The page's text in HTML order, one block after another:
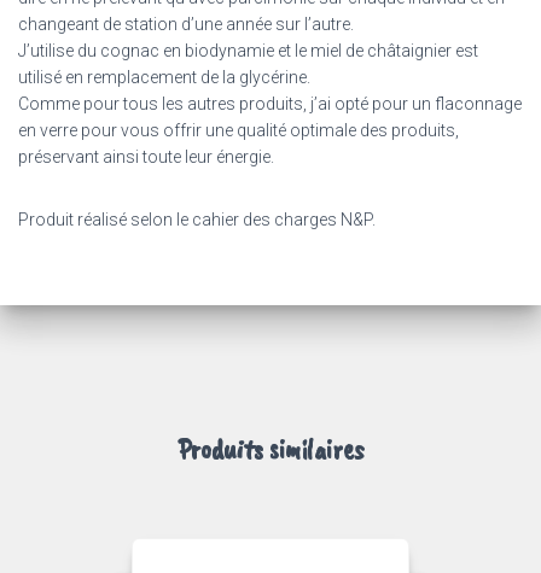
changeant de station d’une année sur l’autre.
J’utilise du cognac en biodynamie et l e miel de châtaignier est
utilisé en remplacement de la glycérine.
Comme pour tous les autres produits, j’ai opté pour un flaconnage
en verre pour vous offrir une qualité optimale des produits,
préservant ainsi toute leur énergie.
Produit réalisé selon le cahier des charges N&P.
Produits similaires